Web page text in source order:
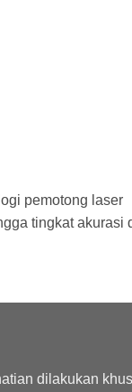
pemotong laser
tingkat akurasi
dilakukan